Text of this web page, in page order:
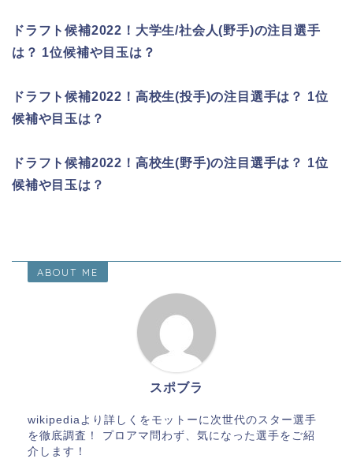
ドラフト候補2022！大学生/社会人(野手)の注目選手
は？ 1位候補や目玉は？
ドラフト候補2022！高校生(投手)の注目選手は？ 1位
候補や目玉は？
ドラフト候補2022！高校生(野手)の注目選手は？ 1位
候補や目玉は？
ABOUT ME
スポブラ
wikipediaより詳しくをモットーに次世代のスター選手
を徹底調査！ プロアマ問わず、気になった選手をご紹
介します！